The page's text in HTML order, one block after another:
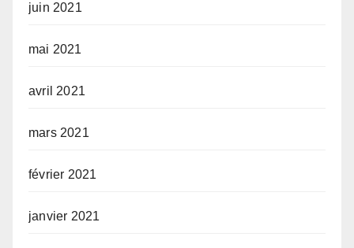
juin 2021
mai 2021
avril 2021
mars 2021
février 2021
janvier 2021